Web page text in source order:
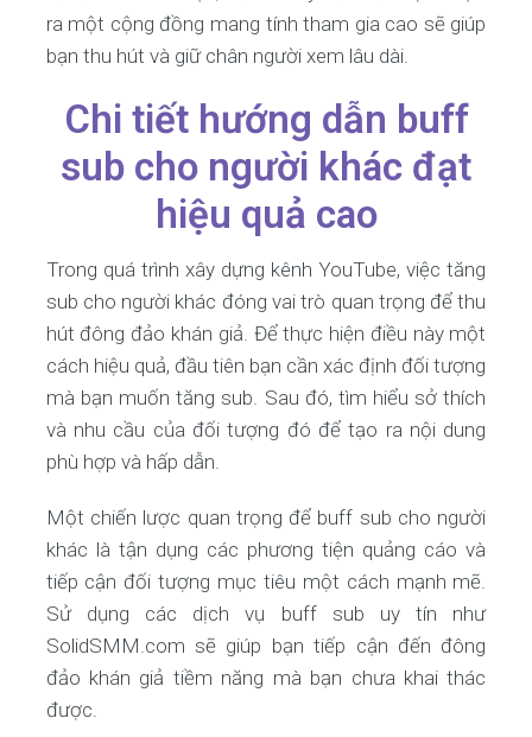
ra một cộng đồng mang tính tham gia cao sẽ giúp
bạn thu hút và giữ chân người xem lâu dài.
Chi tiết hướng dẫn buff
sub cho người khác đạt
hiệu quả cao
Trong quá trình xây dựng kênh YouTube, việc tăng
sub cho người khác đóng vai trò quan trọng để thu
hút đông đảo khán giả. Để thực hiện điều này một
cách hiệu quả, đầu tiên bạn cần xác định đối tượng
mà bạn muốn tăng sub. Sau đó, tìm hiểu sở thích
và nhu cầu của đối tượng đó để tạo ra nội dung
phù hợp và hấp dẫn.
Một chiến lược quan trọng để buff sub cho người
khác là tận dụng các phương tiện quảng cáo và
tiếp cận đối tượng mục tiêu một cách mạnh mẽ.
Sử dụng các dịch vụ buff sub uy tín như
SolidSMM.com sẽ giúp bạn tiếp cận đến đông
đảo khán giả tiềm năng mà bạn chưa khai thác
được.